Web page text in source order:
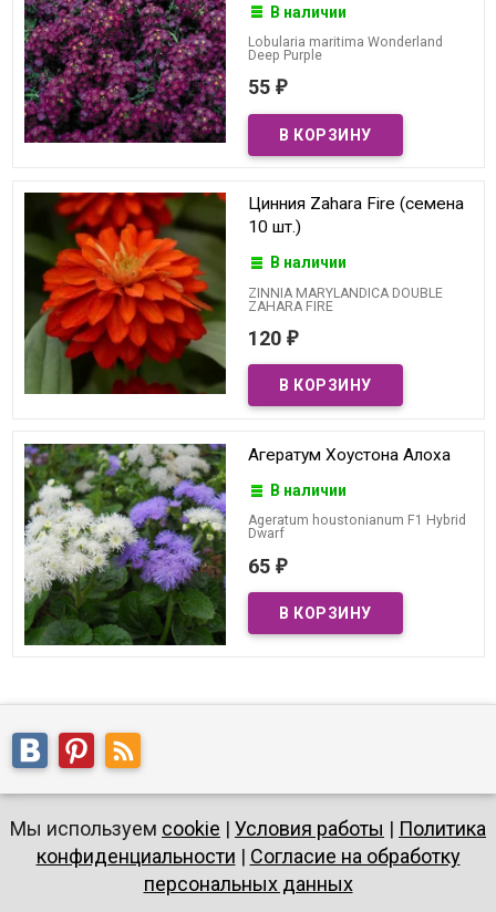
В наличии
Lobularia maritima Wonderland
Deep Purple
55 ₽
Цинния Zahara Fire (семена
10 шт.)
В наличии
ZINNIA MARYLANDICA DOUBLE
ZAHARA FIRE
120 ₽
Агератум Хоустона Алоха
В наличии
Ageratum houstonianum F1 Hybrid
Dwarf
65 ₽
Мы используем cookie | Условия работы | Политика
конфиденциальности | Согласие на обработку
персональных данных